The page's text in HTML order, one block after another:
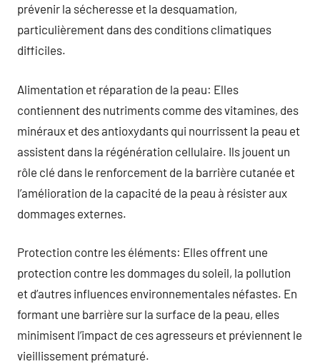
prévenir la sécheresse et la desquamation,
particulièrement dans des conditions climatiques
difficiles.
Alimentation et réparation de la peau: Elles
contiennent des nutriments comme des vitamines, des
minéraux et des antioxydants qui nourrissent la peau et
assistent dans la régénération cellulaire. Ils jouent un
rôle clé dans le renforcement de la barrière cutanée et
l’amélioration de la capacité de la peau à résister aux
dommages externes.
Protection contre les éléments: Elles offrent une
protection contre les dommages du soleil, la pollution
et d’autres influences environnementales néfastes. En
formant une barrière sur la surface de la peau, elles
minimisent l’impact de ces agresseurs et préviennent le
vieillissement prématuré.